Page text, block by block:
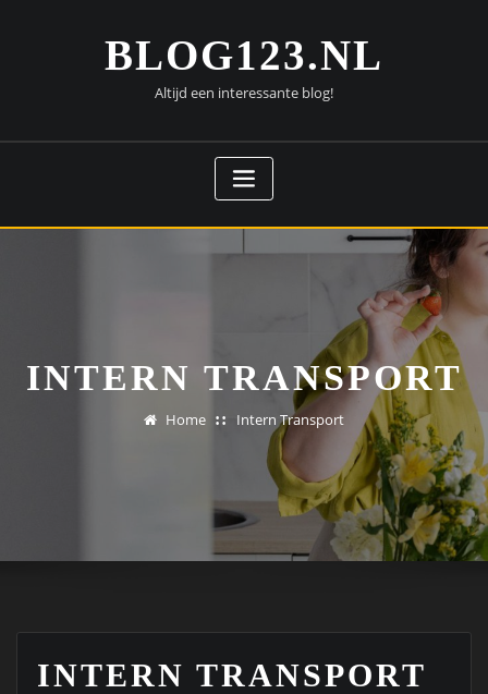
BLOG123.NL
Altijd een interessante blog!
INTERN TRANSPORT
Home Intern Transport
INTERN TRANSPORT